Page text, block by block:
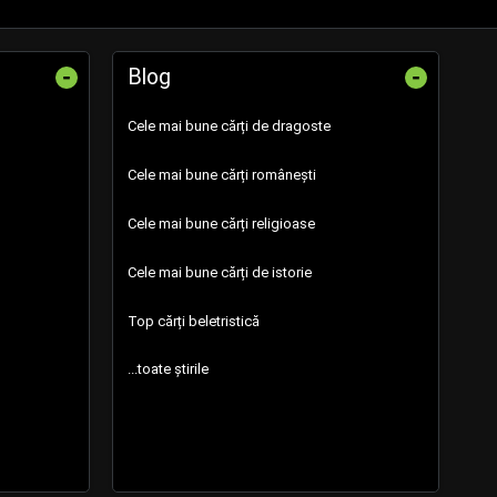
- Blog -
Cele mai bune cărți de dragoste
Cele mai bune cărți românești
Cele mai bune cărți religioase
Cele mai bune cărți de istorie
Top cărți beletristică
...toate știrile